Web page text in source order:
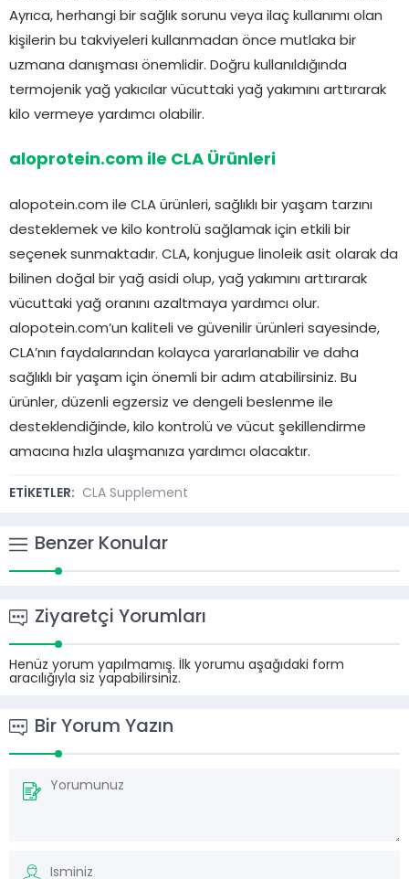
Ayrıca, herhangi bir sağlık sorunu veya ilaç kullanımı olan
kişilerin bu takviyeleri kullanmadan önce mutlaka bir
uzmana danışması önemlidir. Doğru kullanıldığında
termojenik yağ yakıcılar vücuttaki yağ yakımını arttırarak
kilo vermeye yardımcı olabilir.
aloprotein.com ile CLA Ürünleri
alopotein.com ile CLA ürünleri, sağlıklı bir yaşam tarzını
desteklemek ve kilo kontrolü sağlamak için etkili bir
seçenek sunmaktadır. CLA, konjugue linoleik asit olarak da
bilinen doğal bir yağ asidi olup, yağ yakımını arttırarak
vücuttaki yağ oranını azaltmaya yardımcı olur.
alopotein.com’un kaliteli ve güvenilir ürünleri sayesinde,
CLA’nın faydalarından kolayca yararlanabilir ve daha
sağlıklı bir yaşam için önemli bir adım atabilirsiniz. Bu
ürünler, düzenli egzersiz ve dengeli beslenme ile
desteklendiğinde, kilo kontrolü ve vücut şekillendirme
amacına hızla ulaşmanıza yardımcı olacaktır.
ETİKETLER: CLA Supplement
Benzer Konular
Ziyaretçi Yorumları
Henüz yorum yapılmamış. İlk yorumu aşağıdaki form
aracılığıyla siz yapabilirsiniz.
Bir Yorum Yazın